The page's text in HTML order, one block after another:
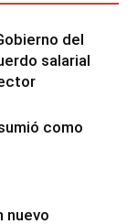
del
salarial
como
nuevo